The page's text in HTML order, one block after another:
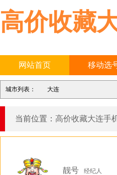
高价收藏
网站首页 移动选
城市列表： 大连
当前位置： 高价收藏大连手
靓号 经纪人